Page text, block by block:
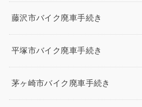
藤沢市バイク廃車手続き
平塚市バイク廃車手続き
茅ヶ崎市バイク廃車手続き